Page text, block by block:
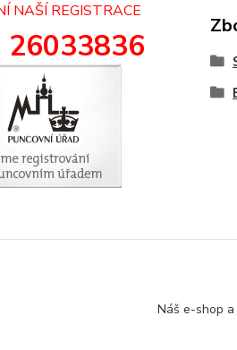
NAŠÍ REGISTRACE
26033836
Náš e-shop